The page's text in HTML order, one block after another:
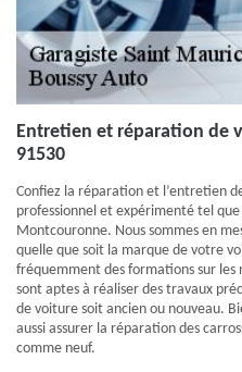
Entretien et réparation de
91530
Confiez la réparation et l’entretien
professionnel et expérimenté tel
Montcouronne. Nous sommes en
quelle que soit la marque de votre
fréquemment des formations sur les
sont aptes à réaliser des travaux
de voiture soit ancien ou nouveau.
aussi assurer la réparation des
comme neuf.